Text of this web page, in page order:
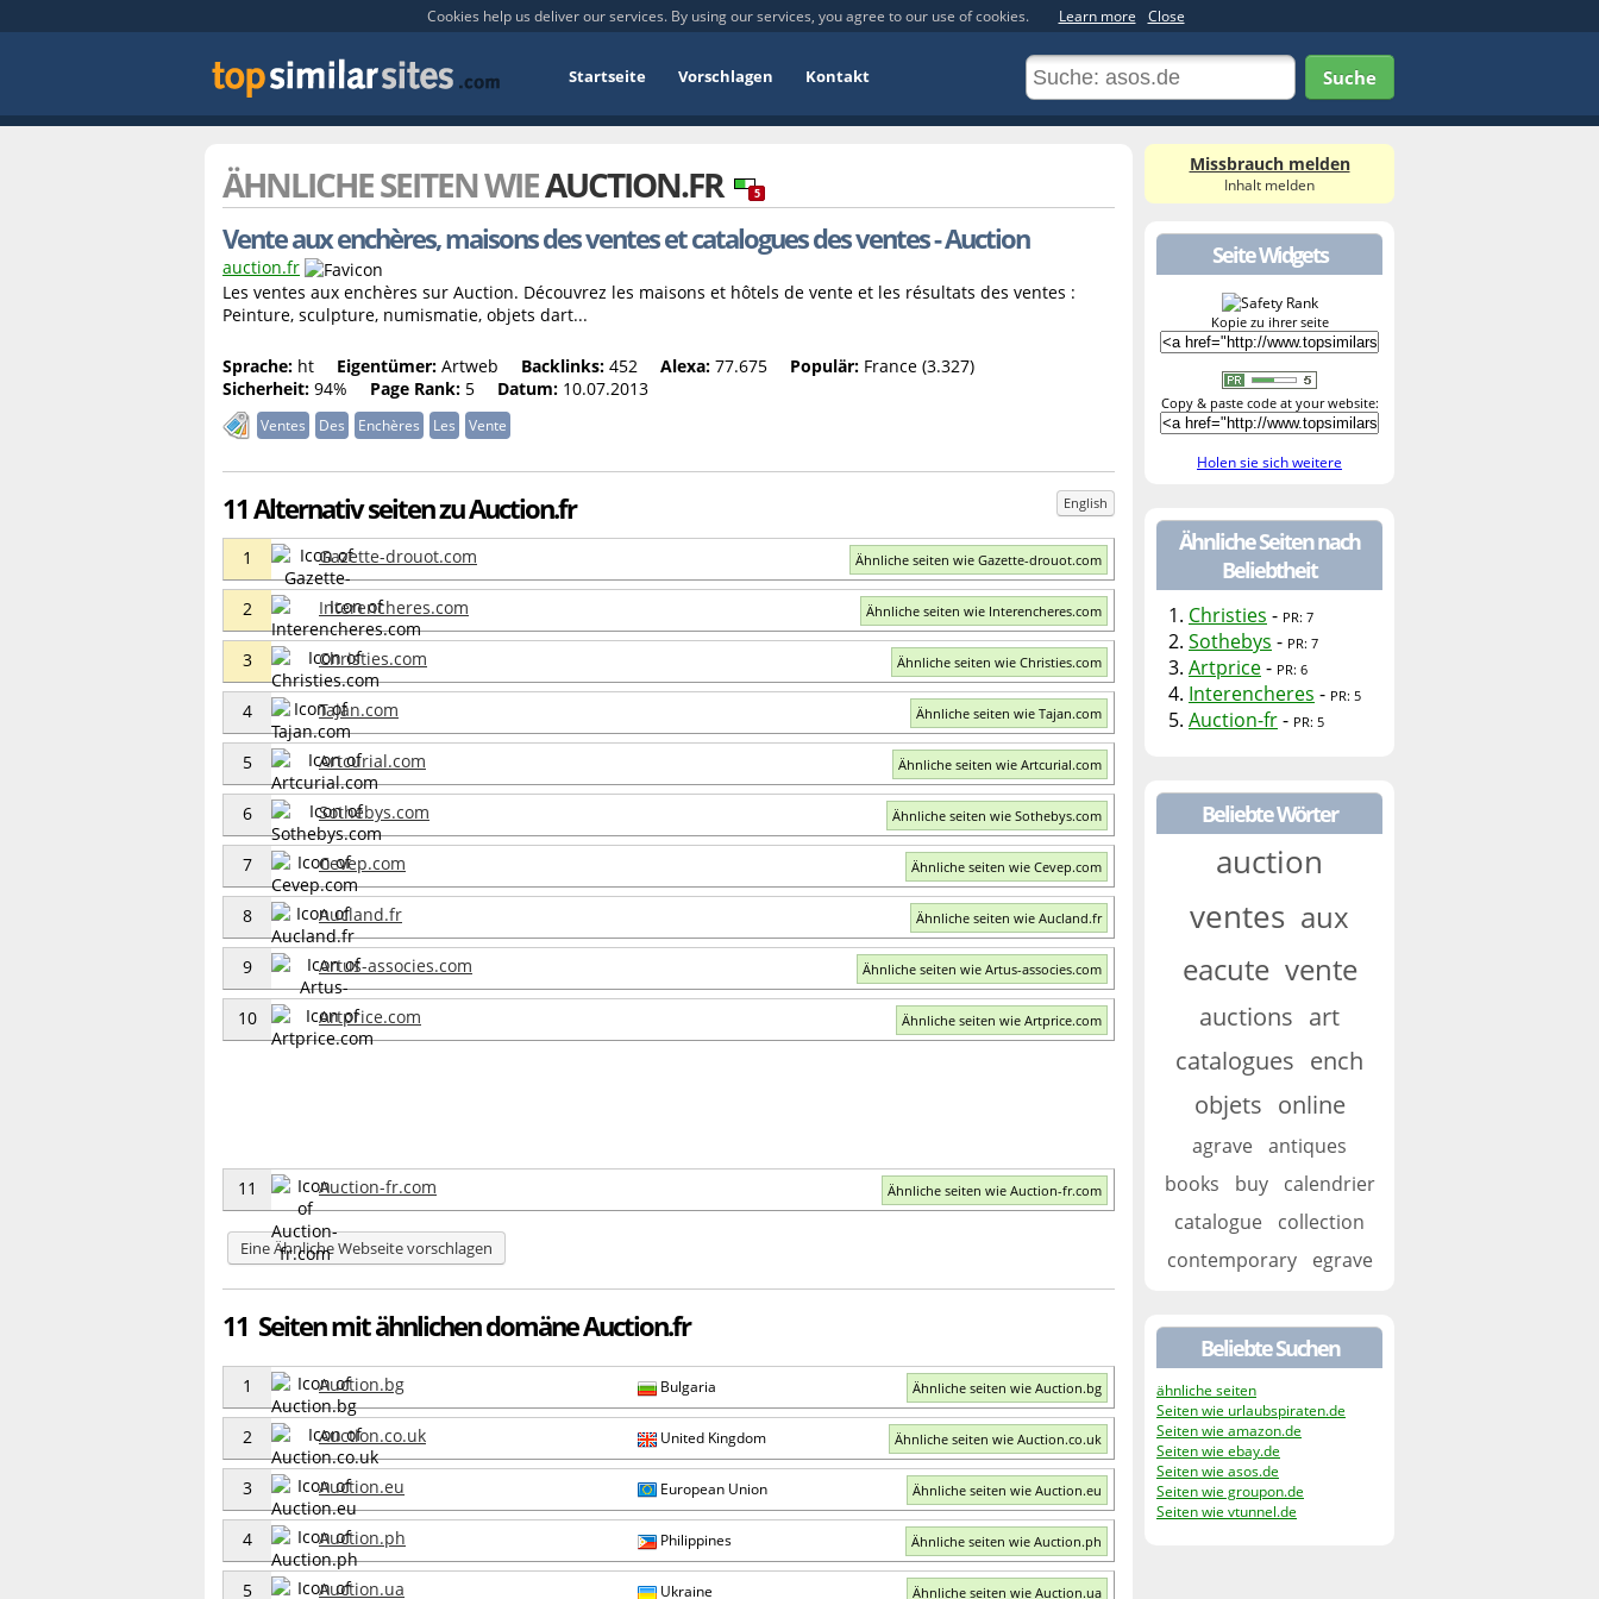
Cookies help us deliver our services. By using our services, you agree to our use of cookies. Learn more Close
Startseite Vorschlagen Kontakt Suche
ÄHNLICHE SEITEN WIEAUCTION.FR 5
Vente aux enchères, maisons des ventes et catalogues des ventes - Auction
auction.fr
Les ventes aux enchères sur Auction. Découvrez les maisons et hôtels de vente et les résultats des ventes :
Peinture, sculpture, numismatie, objets dart...
Sprache: ht Eigentümer: Artweb Backlinks: 452 Alexa: 77.675 Populär: France (3.327)
Sicherheit: 94% Page Rank: 5 Datum: 10.07.2013
Ventes Des Enchères Les Vente
11 Alternativ seiten zu Auction.fr English
1 Gazette-drouot.com Ähnliche seiten wie Gazette-drouot.com
2 Interencheres.com Ähnliche seiten wie Interencheres.com
3 Christies.com Ähnliche seiten wie Christies.com
4 Tajan.com Ähnliche seiten wie Tajan.com
5 Artcurial.com Ähnliche seiten wie Artcurial.com
6 Sothebys.com Ähnliche seiten wie Sothebys.com
7 Cevep.com Ähnliche seiten wie Cevep.com
8 Aucland.fr Ähnliche seiten wie Aucland.fr
9 Artus-associes.com Ähnliche seiten wie Artus-associes.com
10 Artprice.com Ähnliche seiten wie Artprice.com
11 Auction-fr.com Ähnliche seiten wie Auction-fr.com
Eine Ähnliche Webseite vorschlagen
11 Seiten mit ähnlichen domäne Auction.fr
1 Auction.bg Bulgaria Ähnliche seiten wie Auction.bg
2 Auction.co.uk United Kingdom Ähnliche seiten wie Auction.co.uk
3 Auction.eu European Union Ähnliche seiten wie Auction.eu
4 Auction.ph Philippines Ähnliche seiten wie Auction.ph
5 Auction.ua Ukraine Ähnliche seiten wie Auction.ua
Missbrauch melden
Inhalt melden
Seite Widgets
Kopie zu ihrer seite
Copy & paste code at your website:
Holen sie sich weitere
Ähnliche Seiten nach
Beliebtheit
1. Christies - PR: 7
2. Sothebys - PR: 7
3. Artprice- PR: 6
4. Interencheres - PR: 5
5. Auction-fr- PR: 5
Beliebte Wörter
auction
ventes aux
eacute vente
auctions art
catalogues ench
objets online
agrave antiques
books
buy
calendrier
catalogue
collection
contemporary
egrave
Beliebte Suchen
ähnliche seiten
Seiten wie urlaubspiraten.de
Seiten wie amazon.de
Seiten wie ebay.de
Seiten wie asos.de
Seiten wie groupon.de
Seiten wie vtunnel.de